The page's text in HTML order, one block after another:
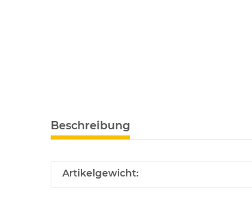
Beschreibung
Artikelgewicht: